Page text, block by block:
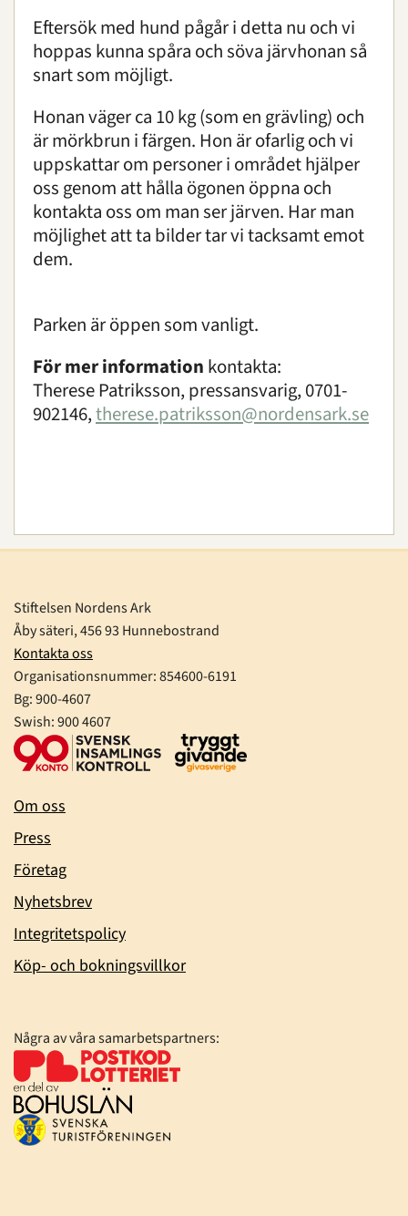
Eftersök med hund pågår i detta nu och vi
hoppas kunna spåra och söva järvhonan så
snart som möjligt.
Honan väger ca 10 kg (som en grävling) och
är mörkbrun i färgen. Hon är ofarlig och vi
uppskattar om personer i området hjälper
oss genom att hålla ögonen öppna och
kontakta oss om man ser järven. Har man
möjlighet att ta bilder tar vi tacksamt emot
dem.
Parken är öppen som vanligt.
För mer information kontakta:
Therese Patriksson, pressansvarig, 0701-
902146,therese.patriksson@nordensark.se
Stiftelsen Nordens Ark
Åby säteri, 456 93 Hunnebostrand
Kontakta oss
Organisationsnummer:854600-6191
Bg: 900-4607
Swish: 900 4607
Om oss
Press
Företag
Nyhetsbrev
Integritetspolicy
Köp- och bokningsvillkor
Några av våra samarbetspartners: